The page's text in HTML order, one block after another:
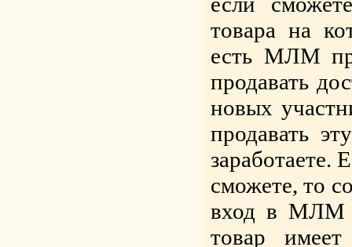
товара на
есть МЛМ
продавать
новых
продавать
заработаете.
сможете, то
вход в МЛМ
товар